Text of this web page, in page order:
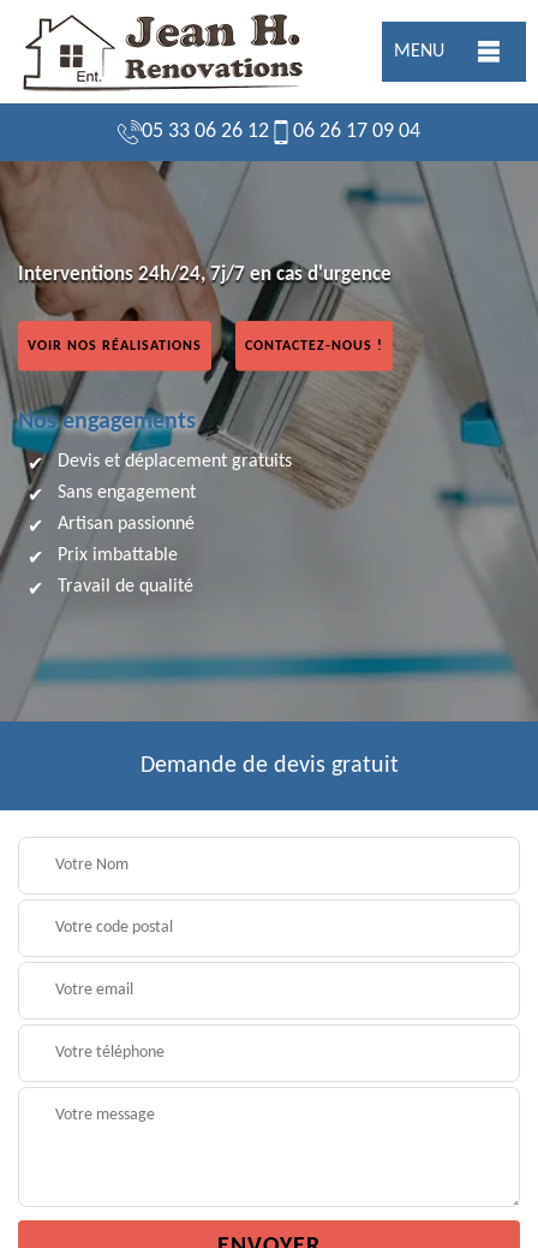
MENU
05 33 06 26 12 06 26 17 09 04
Interventions 24h/24, 7j/7 en cas d'urgence
VOIR NOS RÉALISATIONS CONTACTEZ-NOUS !
Nos engagements
Devis et déplacement gratuits
Sans engagement
Artisan passionné
Prix imbattable
Travail de qualité
Demande de devis gratuit